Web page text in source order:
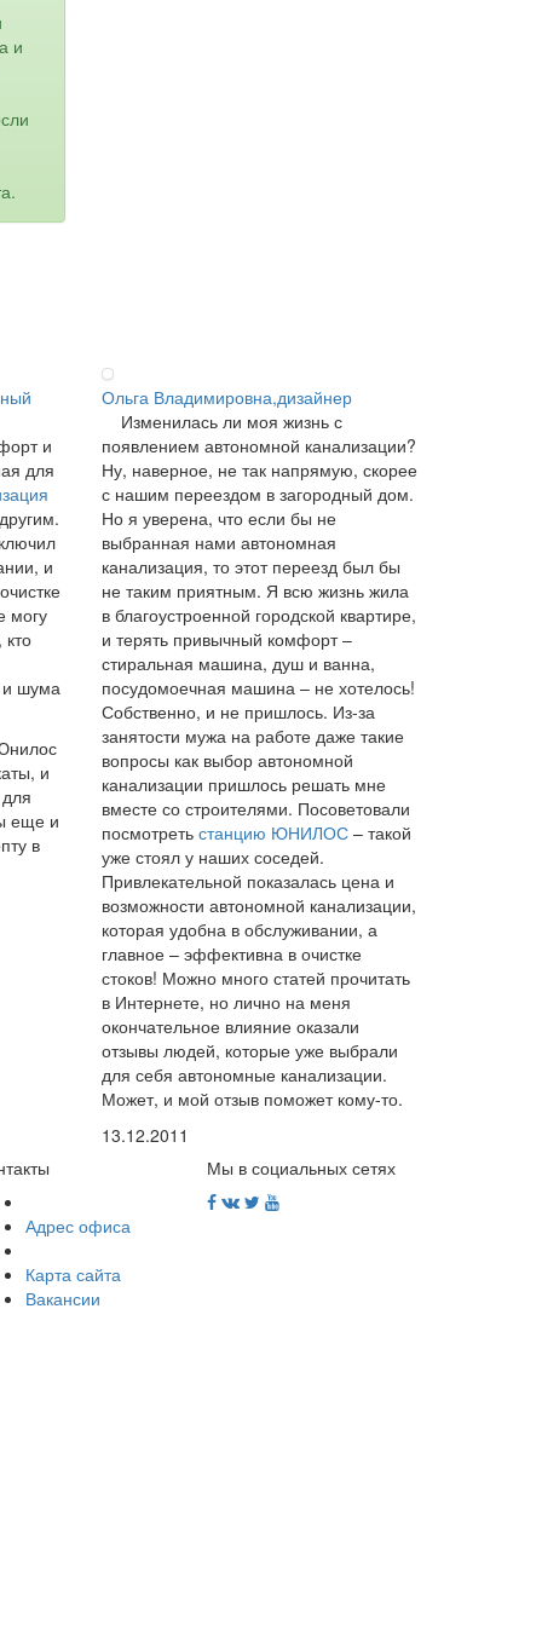
и
и
для
и
могу
кто
и шума
и
еще и
в
Ольга Владимировна,дизайнер
Изменилась ли моя жизнь с
появлением автономной канализации?
Ну, наверное, не так напрямую, скорее
с нашим переездом в загородный дом.
Но я уверена, что если бы не
выбранная нами автономная
канализация, то этот переезд был бы
не таким приятным. Я всю жизнь жила
в благоустроенной городской квартире,
и терять привычный комфорт –
стиральная машина, душ и ванна,
посудомоечная машина – не хотелось!
Собственно, и не пришлось. Из-за
занятости мужа на работе даже такие
вопросы как выбор автономной
канализации пришлось решать мне
вместе со строителями. Посоветовали
посмотреть станцию ЮНИЛОС– такой
уже стоял у наших соседей.
Привлекательной показалась цена и
возможности автономной канализации,
которая удобна в обслуживании, а
главное – эффективна в очистке
стоков! Можно много статей прочитать
в Интернете, но лично на меня
окончательное влияние оказали
отзывы людей, которые уже выбрали
для себя автономные канализации.
Может, и мой отзыв поможет кому-то.
13.12.2011
Адрес офиса
Карта сайта
Вакансии
Мы в социальных сетях